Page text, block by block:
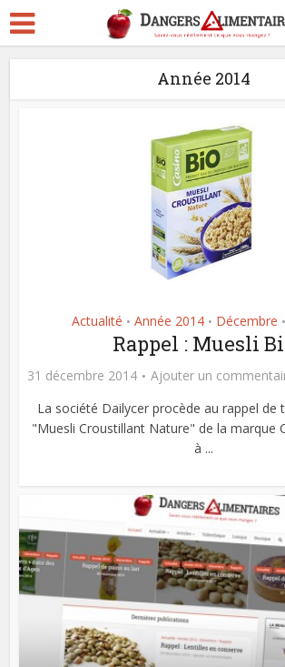
Année 2014
Actualité • Année 2014 • Décembre •
Rappel : Muesli
31 décembre 2014 Ajouter un
La société Dailycer procède au rappel de
"Muesli Croustillant Nature" de la marque
à ...